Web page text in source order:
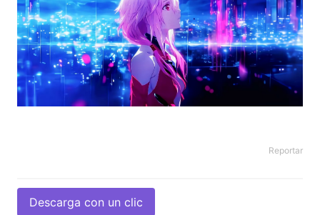
Reportar
Descarga con un clic